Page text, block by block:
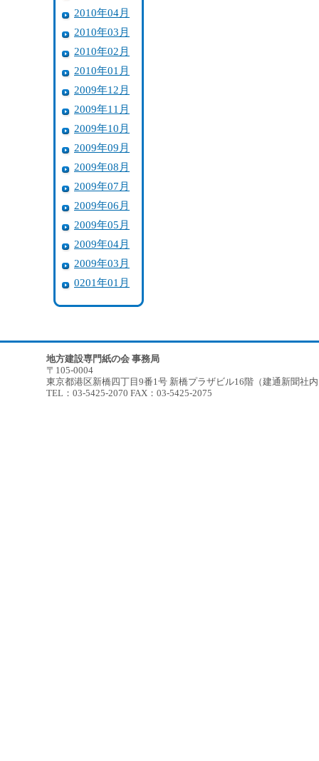
2010年04月
2010年03月
2010年02月
2010年01月
2009年12月
2009年11月
2009年10月
2009年09月
2009年08月
2009年07月
2009年06月
2009年05月
2009年04月
2009年03月
0201年01月
地方建設専門紙の会 事務局
〒105-0004
東京都港区新橋四丁目9番1号 新橋プラザビル16階（建通新聞社
TEL：03-5425-2070 FAX：03-5425-2075